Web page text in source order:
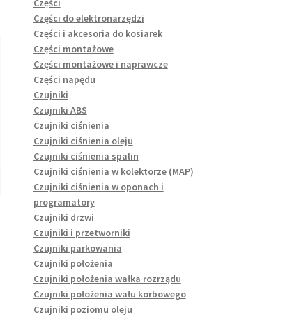
Części
Części do elektronarzędzi
Części i akcesoria do kosiarek
Części montażowe
Części montażowe i naprawcze
Części napędu
Czujniki
Czujniki ABS
Czujniki ciśnienia
Czujniki ciśnienia oleju
Czujniki ciśnienia spalin
Czujniki ciśnienia w kolektorze (MAP)
Czujniki ciśnienia w oponach i
programatory
Czujniki drzwi
Czujniki i przetworniki
Czujniki parkowania
Czujniki położenia
Czujniki położenia wałka rozrządu
Czujniki położenia wału korbowego
Czujniki poziomu oleju